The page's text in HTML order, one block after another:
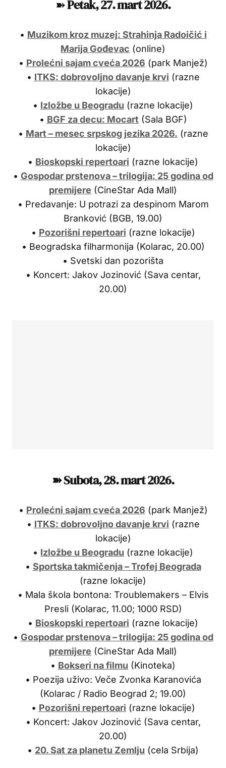
➽Petak, 27. mart 2026.
• Muzikom kroz muzej: Strahinja Radoičić i
Marija Gođevac (online)
• Prolećni sajam cveća 2026 (park Manjež)
• ITKS: dobrovoljno davanje krvi (razne
lokacije)
• Izložbe u Beogradu (razne lokacije)
• BGF za decu: Mocart (Sala BGF)
• Mart – mesec srpskog jezika 2026. (razne
lokacije)
• Bioskopski repertoari (razne lokacije)
• Gospodar prstenova – trilogija: 25 godina od
premijere (CineStar Ada Mall)
• Predavanje: U potrazi za despinom Marom
Branković (BGB, 19.00)
• Pozorišni repertoari (razne lokacije)
• Beogradska filharmonija (Kolarac, 20.00)
• Svetski dan pozorišta
• Koncert: Jakov Jozinović (Sava centar,
20.00)
➽ Subota,28. mart 2026.
• Prolećni sajam cveća 2026 (park Manjež)
• ITKS: dobrovoljno davanje krvi (razne
lokacije)
• Izložbe u Beogradu (razne lokacije)
• Sportska takmičenja – Trofej Beograda
(razne lokacije)
• Mala škola bontona: Troublemakers – Elvis
Presli (Kolarac, 11.00; 1000 RSD)
• Bioskopski repertoari (razne lokacije)
• Gospodar prstenova – trilogija: 25 godina od
premijere (CineStar Ada Mall)
• Bokseri na filmu (Kinoteka)
• Poezija uživo: Veče Zvonka Karanovića
(Kolarac / Radio Beograd 2; 19.00)
• Pozorišni repertoari (razne lokacije)
• Koncert: Jakov Jozinović (Sava centar,
20.00)
• 20. Sat za planetu Zemlju (cela Srbija)